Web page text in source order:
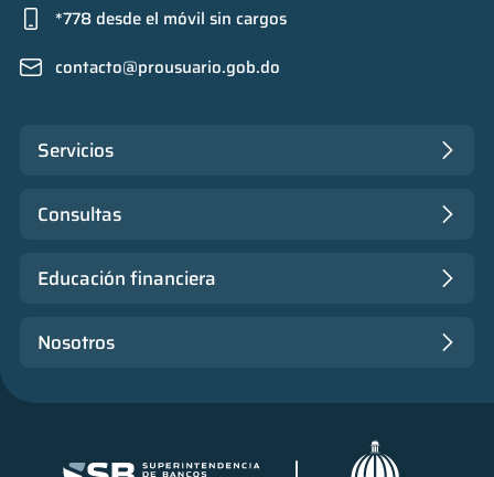
*778 desde el móvil sin cargos
contacto@prousuario.gob.do
Servicios
Consultas
Educación financiera
Nosotros